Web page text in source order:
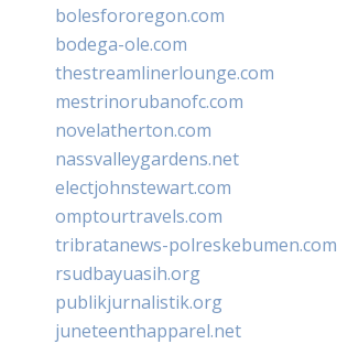
bolesfororegon.com
bodega-ole.com
thestreamlinerlounge.com
mestrinorubanofc.com
novelatherton.com
nassvalleygardens.net
electjohnstewart.com
omptourtravels.com
tribratanews-polreskebumen.com
rsudbayuasih.org
publikjurnalistik.org
juneteenthapparel.net